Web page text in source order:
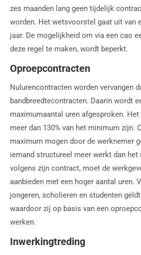
zes maanden lang geen tijdelijk
worden. Het wetsvoorstel gaat uit van
jaar. De mogelijkheid om via een cao
deze regel te maken, wordt beperkt.
Oproepcontracten
Nulurencontracten worden vervangen
bandbreedtecontracten. Daarin wordt
maximumaantal uren afgesproken.
meer dan 130% van het minimum zijn.
maximum mogen door de werknemer
iemand structureel meer werkt dan
volgens zijn contract, moet de
aanbieden met een hoger aantal uren.
jongeren, scholieren en studenten
waardoor zij op basis van een
werken.
Inwerkingtreding